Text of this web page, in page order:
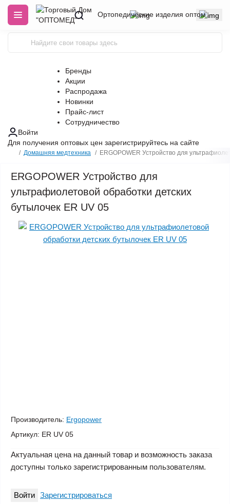
Ортопедические изделия оптом
Бренды
Акции
Распродажа
Новинки
Прайс-лист
Сотрудничество
Войти
Для получения оптовых цен зарегистрируйтесь на сайте
Домашняя медтехника ERGOPOWER Устройство для
ERGOPOWER Устройство для
ультрафиолетовой обработки детских
бутылочек ER UV 05
Производитель: Ergopower
Артикул: ER UV 05
Актуальная цена на данный товар и возможность заказа
доступны только зарегистрированным пользователям.
Войти Зарегистрироваться